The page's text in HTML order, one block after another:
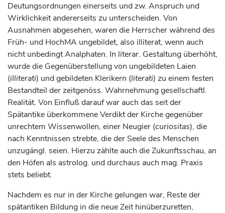
Deutungsordnungen einerseits und zw. Anspruch und
Wirklichkeit andererseits zu unterscheiden. Von
Ausnahmen abgesehen, waren die Herrscher während des
Früh- und HochMA ungebildet, also illiterat, wenn auch
nicht unbedingt Analphaten. In literar. Gestaltung überhöht,
wurde die Gegenüberstellung von ungebildeten Laien
(illiterati) und gebildeten Klerikern (literati) zu einem festen
Bestandteil der zeitgenöss. Wahrnehmung gesellschaftl.
Realität. Von Einfluß darauf war auch das seit der
Spätantike überkommene Verdikt der Kirche gegenüber
unrechtem Wissenwollen, einer Neugier (curiositas), die
nach Kenntnissen strebte, die der Seele des Menschen
unzugängl. seien. Hierzu zählte auch die Zukunftsschau, an
den Höfen als astrolog. und durchaus auch mag. Praxis
stets beliebt.
Nachdem es nur in der Kirche gelungen war, Reste der
spätantiken Bildung in die neue Zeit hinüberzuretten,